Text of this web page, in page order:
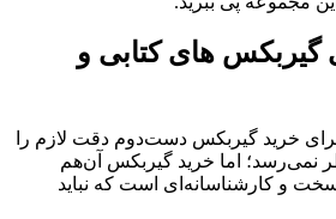
گیربکس های کتابی و
خرید گیربکس دست‌دوم دقت لازم را
نمی‌رسد؛ اما خرید گیربکس آن‌هم
و کارشناسانه‌ای است که نباید